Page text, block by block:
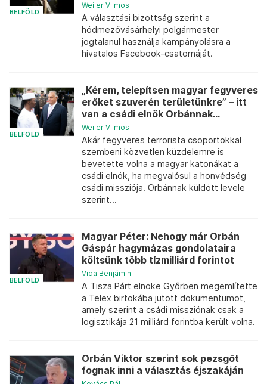
BELFÖLD
Weiler Vilmos
A választási bizottság szerint a
hódmezővásárhelyi polgármester
jogtalanul használja kampányolásra a
hivatalos Facebook-csatornáját.
BELFÖLD
„Kérem, telepítsen magyar fegyveres
erőket szuverén területünkre” – itt
van a csádi elnök Orbánnak...
Weiler Vilmos
Akár fegyveres terrorista csoportokkal
szembeni közvetlen küzdelemre is
bevetette volna a magyar katonákat a
csádi elnök, ha megvalósul a honvédség
csádi missziója. Orbánnak küldött levele
szerint...
BELFÖLD
Magyar Péter: Nehogy már Orbán
Gáspár hagymázas gondolataira
költsünk több tízmilliárd forintot
Vida Benjámin
A Tisza Párt elnöke Győrben megemlítette
a Telex birtokába jutott dokumentumot,
amely szerint a csádi missziónak csak a
logisztikája 21 milliárd forintba került volna.
Orbán Viktor szerint sok pezsgőt
fognak inni a választás éjszakáján